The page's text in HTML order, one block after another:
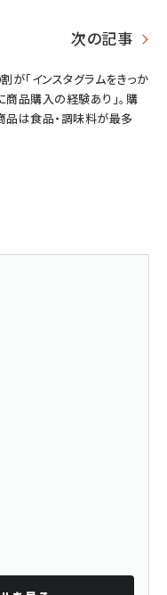
次の記事
が「インスタグラムをきっか
商品購入の経験あり」。購
品は食品・調味料が最多